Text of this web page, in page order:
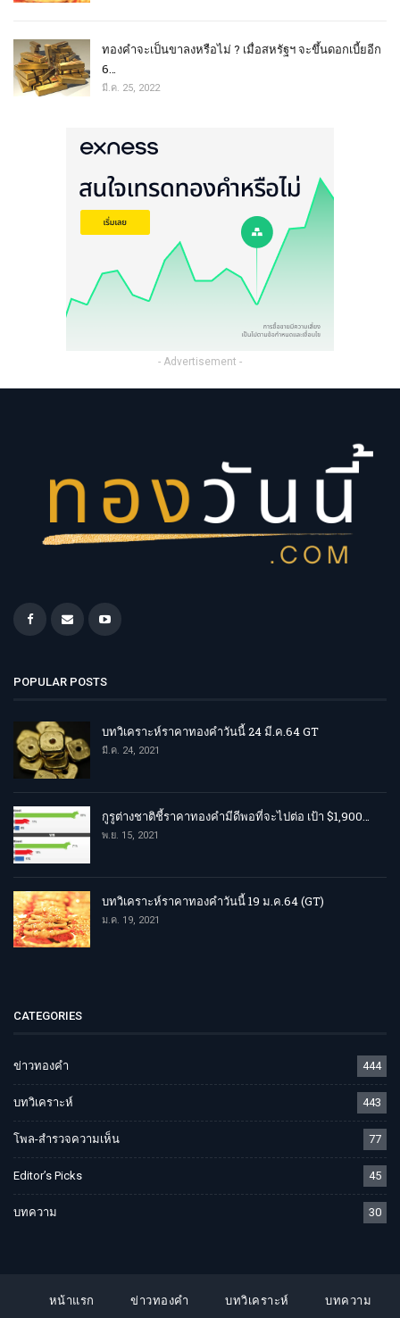
ทองคำจะเป็นขาลงหรือไม่ ? เมื่อสหรัฐฯ จะขึ้นดอกเบี้ยอีก
6…
มี.ค. 25, 2022
- Advertisement -
POPULAR POSTS
บทวิเคราะห์ราคาทองคำวันนี้ 24 มี.ค.64 GT
มี.ค. 24, 2021
กูรูต่างชาติชี้ราคาทองคำมีดีพอที่จะไปต่อ เป้า $1,900…
พ.ย. 15, 2021
บทวิเคราะห์ราคาทองคำวันนี้ 19 ม.ค.64 (GT)
ม.ค. 19, 2021
CATEGORIES
ข่าวทองคำ 444
บทวิเคราะห์ 443
โพล-สำรวจความเห็น 77
Editor’s Picks 45
บทความ 30
หน้าแรก ข่าวทองคำ บทวิเคราะห์ บทความ